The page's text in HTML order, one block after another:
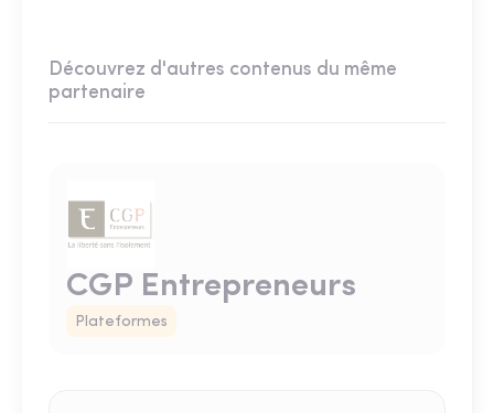
Découvrez d'autres contenus du même
partenaire
CGP Entrepreneurs
Plateformes